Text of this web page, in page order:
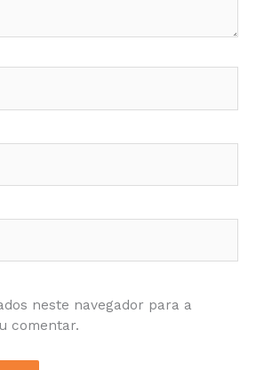
neste navegador para a
comentar.